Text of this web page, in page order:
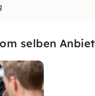
selben